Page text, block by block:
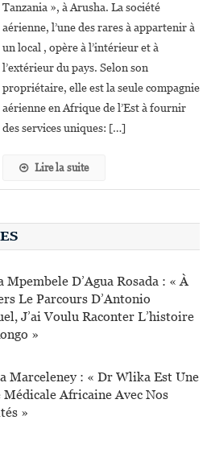
Tanzania », à Arusha. La société
aérienne, l’une des rares à appartenir à
un local , opère à l’intérieur et à
l’extérieur du pays. Selon son
propriétaire, elle est la seule compagnie
aérienne en Afrique de l’Est à fournir
des services uniques: […]
Lire la suite
Mpembele D’Agua Rosada : « À
Le Parcours D’Antonio
J’ai Voulu Raconter L’histoire
»
Marceleney : « Dr Wlika Est Une
Médicale Africaine Avec Nos
»